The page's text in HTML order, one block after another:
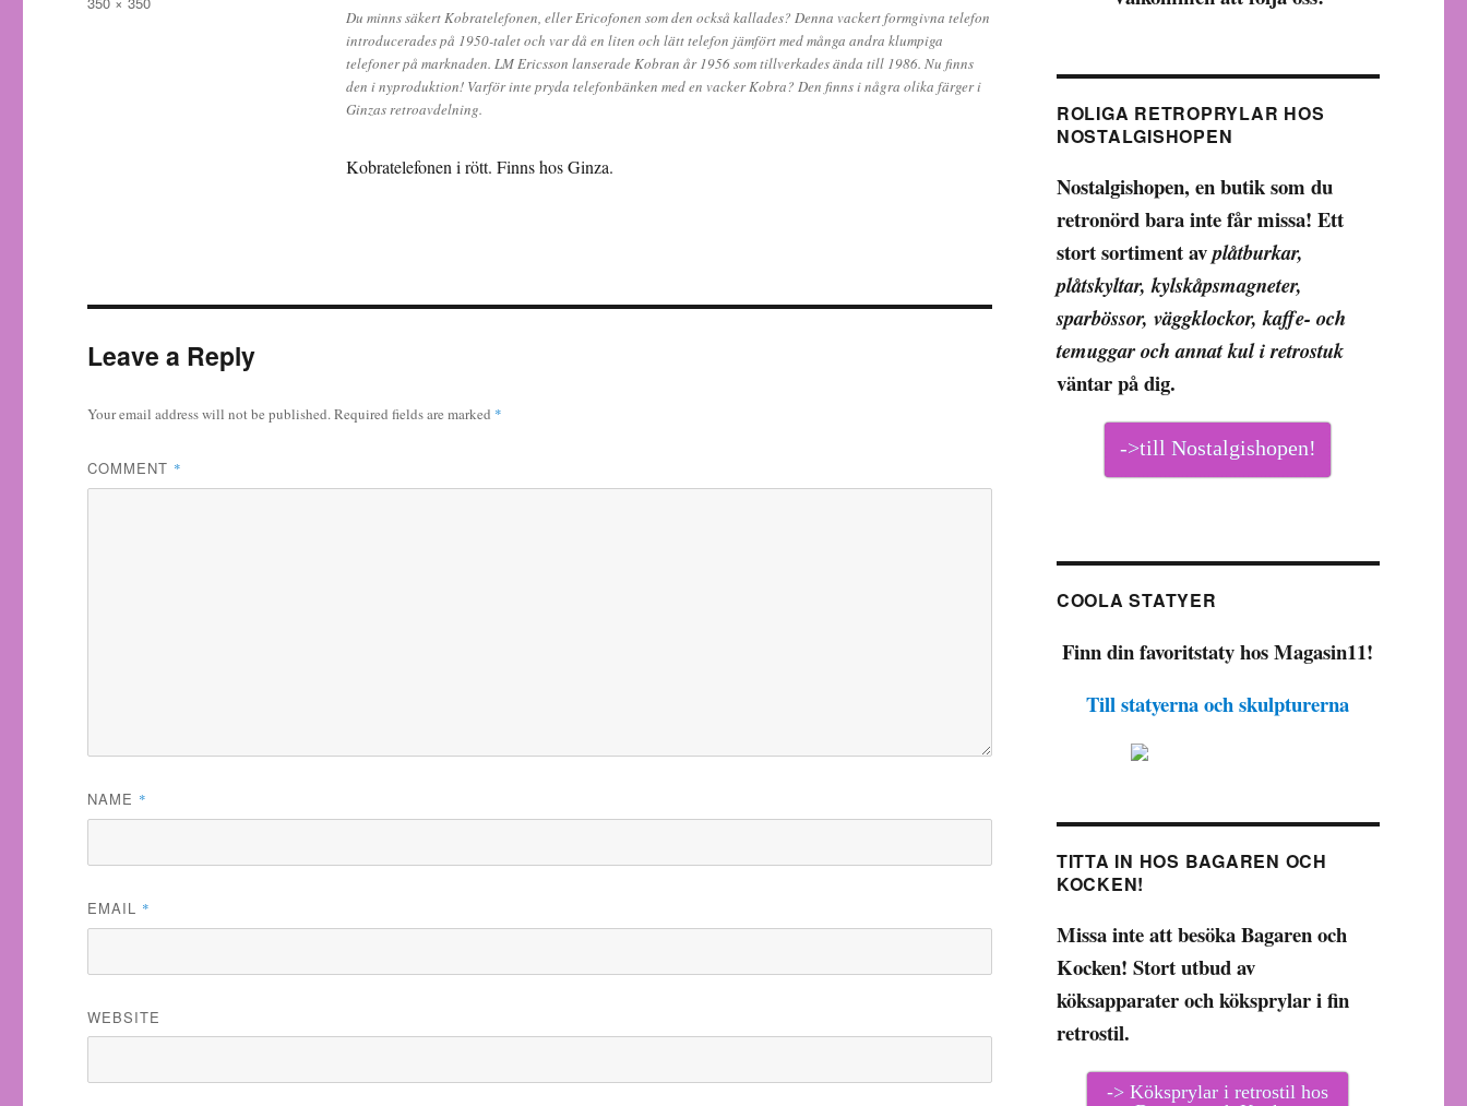
Du minns säkert Kobratelefonen, eller Ericofonen som den också kallades? Denna vackert formgivna telefon
introducerades på 1950-talet och var då en liten och lätt telefon jämfört med många andra klumpiga
telefoner på marknaden. LM Ericsson lanserade Kobran år 1956 som tillverkades ända till 1986. Nu finns
den i nyproduktion! Varför inte pryda telefonbänken med en vacker Kobra? Den finns i några olika färger i
Ginzas retroavdelning.
Kobratelefonen i rött. Finns hos Ginza.
Leave a Reply
Your email address will not be published.Required fields are marked *
COMMENT *
NAME *
EMAIL *
WEBSITE
ROLIGA RETROPRYLAR HOS
NOSTALGISHOPEN
Nostalgishopen, en butik som du
retronörd bara inte får missa! Ett
stort sortiment avplåtburkar,
plåtskyltar, kylskåpsmagneter,
sparbössor, väggklockor, kaffe- och
temuggar och annat kul i retrostuk
väntar på dig.
->till Nostalgishopen!
COOLA STATYER
Finn din favoritstaty hos Magasin11!
Till statyerna och skulpturerna
TITTA IN HOS BAGAREN OCH
KOCKEN!
Missa inte att besöka Bagaren och
Kocken! Stort utbud av
köksapparater och köksprylar i fin
retrostil.
-> Köksprylar i retrostil hos